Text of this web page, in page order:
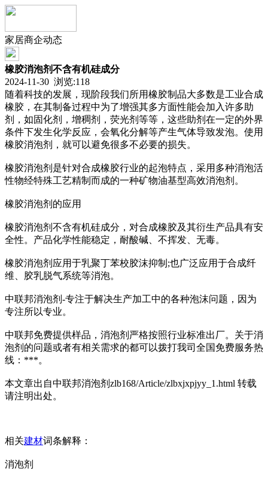
家居商企动态
橡胶消泡剂不含有机硅成分
2024-11-30 浏览:118
随着科技的发展，现阶段我们所用橡胶制品大多数是工业合成
橡胶，在其制备过程中为了增强其多方面性能会加入许多助
剂，如固化剂，增稠剂，荧光剂等等，这些助剂在一定的外界
条件下发生化学反应，会氧化分解等产生气体导致发泡。使用
橡胶消泡剂，就可以避免很多不必要的损失。
橡胶消泡剂是针对合成橡胶行业的起泡特点，采用多种消泡活
性物经特殊工艺精制而成的一种矿物油基型高效消泡剂。
橡胶消泡剂的应用
橡胶消泡剂不含有机硅成分，对合成橡胶及其衍生产品具有安
全性。产品化学性能稳定，耐酸碱、不挥发、无毒。
橡胶消泡剂应用于乳聚丁苯校胶沫抑制;也广泛应用于合成纤
维、胶乳脱气系统等消泡。
中联邦消泡剂-专注于解决生产加工中的各种泡沫问题，因为
专注所以专业。
中联邦免费提供样品，消泡剂严格按照行业标准出厂。关于消
泡剂的问题或者有相关需求的都可以拨打我司全国免费服务热
线：***。
本文章出自中联邦消泡剂zlb168/Article/zlbxjxpjyy_1.html 转载
请注明出处。
相关建材词条解释：
消泡剂